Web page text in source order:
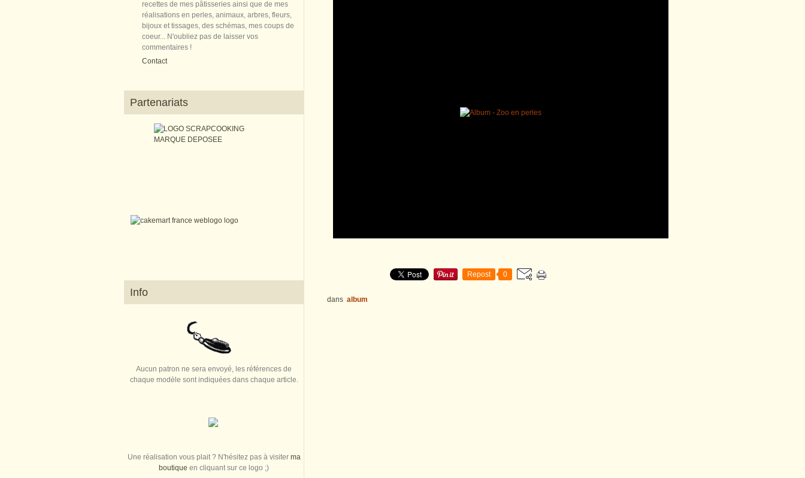
recettes de mes pâtisseries ainsi que de mes
réalisations en perles, animaux, arbres, fleurs,
bijoux et tissages, des schémas, mes coups de
coeur... N'oubliez pas de laisser vos
commentaires !
Contact
Partenariats
Info
Aucun patron ne sera envoyé, les références de
chaque modèle sont indiquées dans chaque article.
Une réalisation vous plait ? N'hésitez pas à visiter ma
boutique en cliquant sur ce logo ;)
Repost 0
dans album